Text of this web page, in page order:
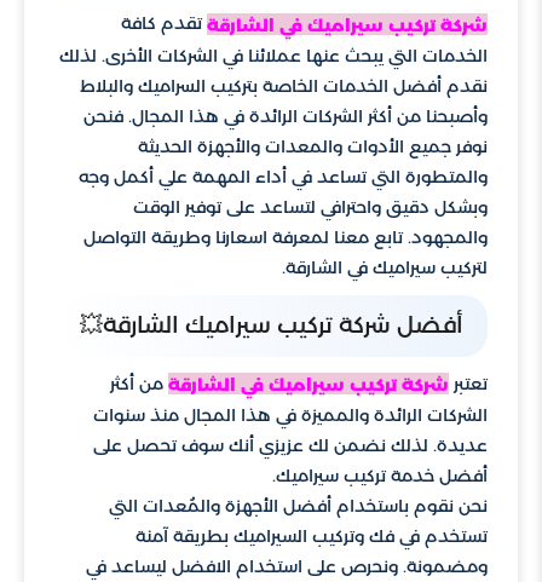
شركة تركيب سيراميك في الشارقةتقدم كافة
الخدمات التي يبحث عنها عملائنا في الشركات الأخرى. لذلك
نقدم أفضل الخدمات الخاصة بتركيب السراميك والبلاط
وأصبحنا من أكثر الشركات الرائدة في هذا المجال. فنحن
نوفر جميع الأدوات والمعدات والأجهزة الحديثة
والمتطورة التي تساعد في أداء المهمة علي أكمل وجه
وبشكل دقيق واحترافي لتساعد على توفير الوقت
والمجهود. تابع معنا لمعرفة اسعارنا وطريقة التواصل
لتركيب سيراميك في الشارقة.
أفضل شركة تركيب سيراميك الشارقة💥
تعتبر شركة تركيب سيراميك في الشارقة من أكثر
الشركات الرائدة والمميزة في هذا المجال منذ سنوات
عديدة. لذلك نضمن لك عزيزي أنك سوف تحصل على
أفضل خدمة تركيب سيراميك.
نحن نقوم باستخدام أفضل الأجهزة والمُعدات التي
تستخدم في فك وتركيب السيراميك بطريقة آمنة
ومضمونة. ونحرص على استخدام الافضل ليساعد في